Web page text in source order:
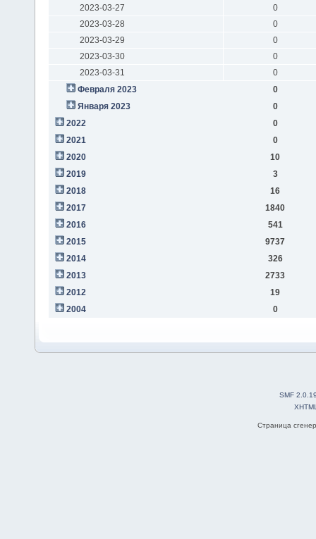
2023-03-27
0
2023-03-28
0
2023-03-29
0
2023-03-30
0
2023-03-31
0
Февраля 2023
0
Января 2023
0
2022
0
2021
0
2020
10
2019
3
2018
16
2017
1840
2016
541
2015
9737
2014
326
2013
2733
2012
19
2004
0
SMF
Страница